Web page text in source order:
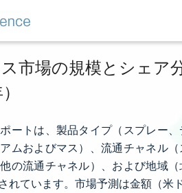
市場の規模とシェア
ートは、製品タイプ（スプレー
ムおよびマス）、流通チャネル
の流通チャネル）、および地域
れています。市場予測は金額（米